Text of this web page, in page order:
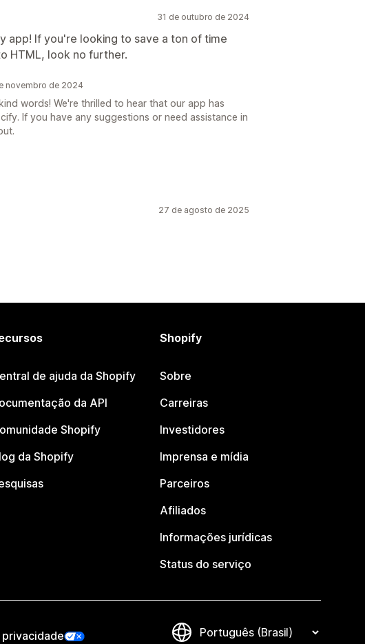
31 de outubro de 2024
app! If you're looking to save a ton of time
HTML, look no further.
novembro de 2024
words! We're thrilled to hear that our app has
If you have any suggestions or need assistance in
27 de agosto de 2025
de ajuda da Shopify
da API
Shopify
da Shopify
Shopify
Sobre
Carreiras
Investidores
Imprensa e mídia
Parceiros
Afiliados
Informações jurídicas
Status do serviço
privacidade